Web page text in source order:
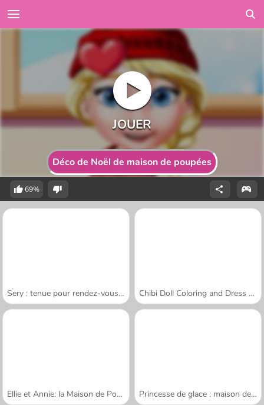
Déco de Noël de maison de poupées
69%
Sery : tenue pour rendez-vous galant Chibi Doll Coloring and Dress Up
Ellie et Annie: la Maison de Poupées Princesse de glace : maison de poupée